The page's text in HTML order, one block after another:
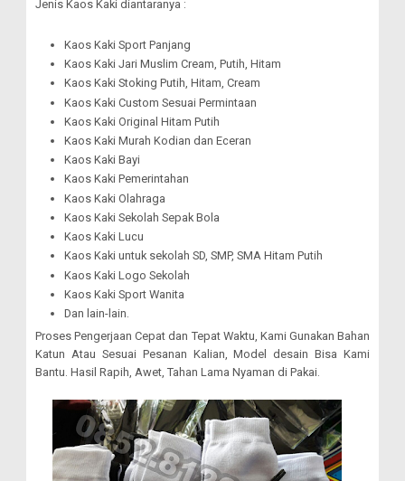
Jenis Kaos Kaki diantaranya :
Kaos Kaki Sport Panjang
Kaos Kaki Jari Muslim Cream, Putih, Hitam
Kaos Kaki Stoking Putih, Hitam, Cream
Kaos Kaki Custom Sesuai Permintaan
Kaos Kaki Original Hitam Putih
Kaos Kaki Murah Kodian dan Eceran
Kaos Kaki Bayi
Kaos Kaki Pemerintahan
Kaos Kaki Olahraga
Kaos Kaki Sekolah Sepak Bola
Kaos Kaki Lucu
Kaos Kaki untuk sekolah SD, SMP, SMA Hitam Putih
Kaos Kaki Logo Sekolah
Kaos Kaki Sport Wanita
Dan lain-lain.
Proses Pengerjaan Cepat dan Tepat Waktu, Kami Gunakan Bahan
Katun Atau Sesuai Pesanan Kalian, Model desain Bisa Kami
Bantu. Hasil Rapih, Awet, Tahan Lama Nyaman di Pakai.